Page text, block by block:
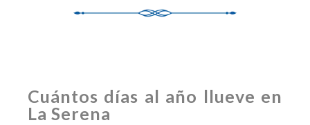
Cuántos días al año llueve en
La Serena